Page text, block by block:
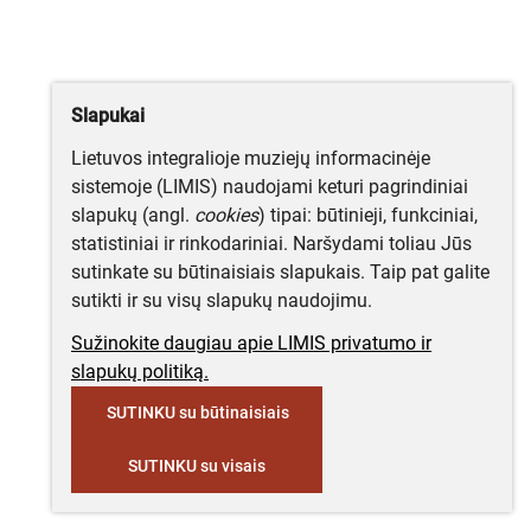
Slapukai
Lietuvos integralioje muziejų informacinėje
sistemoje (LIMIS) naudojami keturi pagrindiniai
slapukų (angl. cookies) tipai: būtinieji, funkciniai,
statistiniai ir rinkodariniai. Naršydami toliau Jūs
sutinkate su būtinaisiais slapukais. Taip pat galite
sutikti ir su visų slapukų naudojimu.
Sužinokite daugiau apie LIMIS privatumo ir
slapukų politiką.
SUTINKU su būtinaisiais
SUTINKU su visais